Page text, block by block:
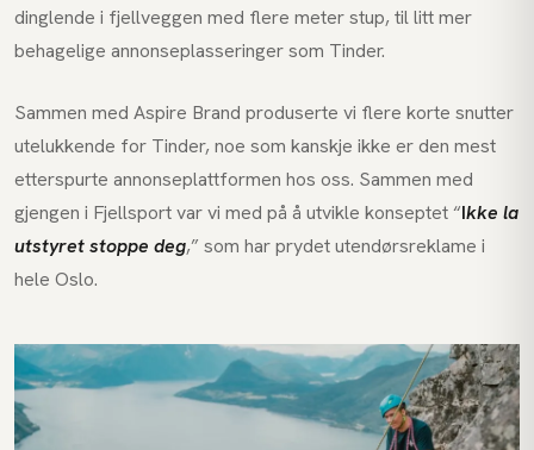
dinglende i fjellveggen med flere meter stup, til litt mer
behagelige annonseplasseringer som Tinder.
Sammen med Aspire Brand produserte vi flere korte snutter
utelukkende for Tinder, noe som kanskje ikke er den mest
etterspurte annonseplattformen hos oss. Sammen med
gjengen i Fjellsport var vi med på å utvikle konseptet “Ikke la
utstyret stoppe deg,” som har prydet utendørsreklame i
hele Oslo.